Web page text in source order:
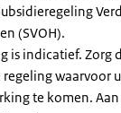
(SVOH).
is indicatief. Zorg
waarvoor
te komen.